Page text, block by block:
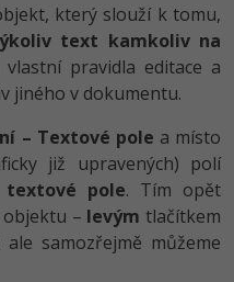
který slouží k tomu,
text kamkoliv na
pravidla editace a
jiného v dokumentu.
– Textové pole a místo
již upravených) polí
pole. Tím opět
– levým tlačítkem
samozřejmě můžeme